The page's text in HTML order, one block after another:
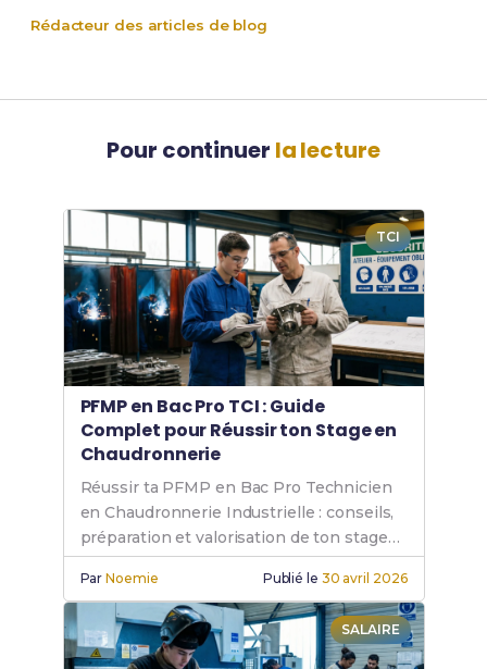
Rédacteur des articles de blog
Pour continuer la lecture
TCI
PFMP en Bac Pro TCI : Guide
Complet pour Réussir ton Stage en
Chaudronnerie
Réussir ta PFMP en Bac Pro Technicien
en Chaudronnerie Industrielle : conseils,
préparation et valorisation de ton stage
en atelier.
ParNoemie Publié le 30 avril 2026
SALAIRE